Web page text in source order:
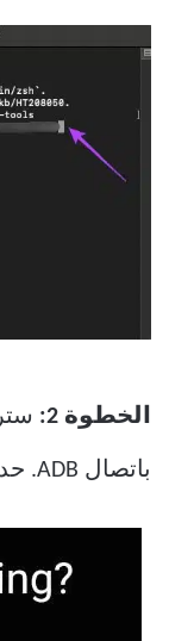
الخطوة 2:
باتصال ADB. حدد